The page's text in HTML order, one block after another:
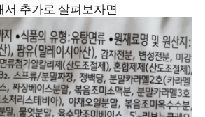
추가로 살펴보자면